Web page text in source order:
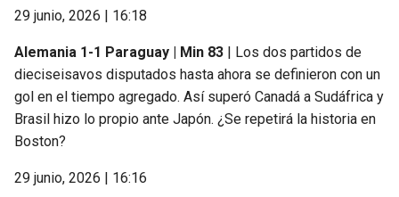
29 junio, 2026 | 16:18
Alemania 1-1 Paraguay | Min 83
| Los dos partidos de
dieciseisavos disputados hasta ahora se definieron con un
gol en el tiempo agregado. Así superó Canadá a Sudáfrica y
Brasil hizo lo propio ante Japón. ¿Se repetirá la historia en
Boston?
29 junio, 2026 | 16:16